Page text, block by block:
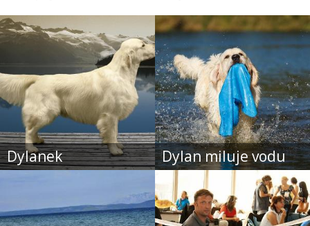
Dylanek Dylan miluje vodu